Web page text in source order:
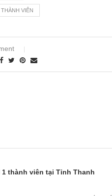
VIÊN
thành viên tại Tỉnh Thanh